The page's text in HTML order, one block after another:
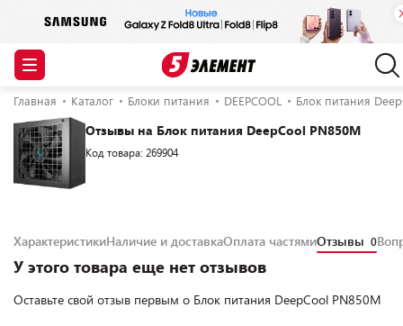
Главная Каталог Блоки питания DEEPCOOL Блок питания
Отзывы на Блок питания DeepCool PN850M
Код товара: 269904
ХарактеристикиНаличие и доставкаОплата частямиОтзывы 0
У этого товара еще нет отзывов
Оставьте свой отзыв первым о Блок питания DeepCool PN850M